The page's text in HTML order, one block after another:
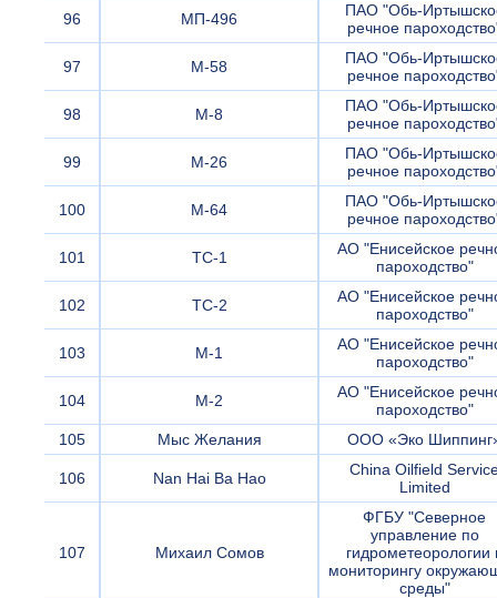
96 МП-496
ПАО "Обь-
речное
97 М-58
ПАО "Обь-
речное
98 М-8
ПАО "Обь-
речное
99 М-26
ПАО "Обь-
речное
100 М-64
ПАО "Обь-
речное
101 ТС-1
АО "Енисейское
пароходство"
102 ТС-2
АО "Енисейское
пароходство"
103 М-1
АО "Енисейское
пароходство"
104 М-2
АО "Енисейское
пароходство"
105
Мыс Желания ООО «Эко
106 Nan Hai Ba Hao
China Oilfield
Limited
107 Михаил Сомов
ФГБУ "Северное
управление по
гидрометеорологии
мониторингу
среды"